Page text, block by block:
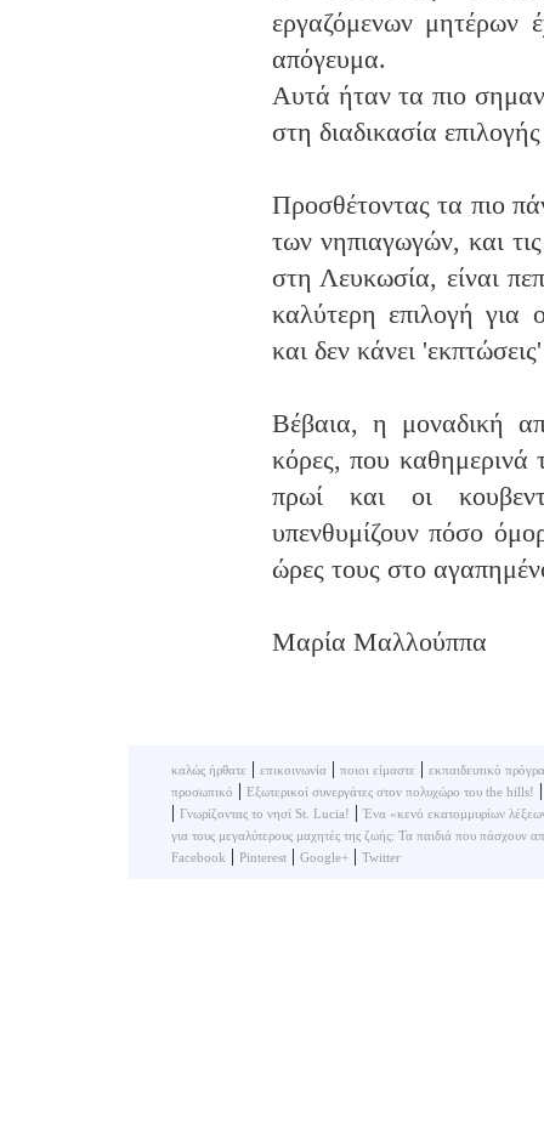
εργαζόμενων μητέρων
απόγευμα.
Αυτά ήταν τα πιο
στη διαδικασία
Προσθέτοντας τα πιο
των νηπιαγωγών, και
στη Λευκωσία, είναι
καλύτερη επιλογή για
και δεν κάνει
Βέβαια, η μοναδική
κόρες, που καθημερινά
πρωί και οι
υπενθυμίζουν πόσο
ώρες τους στο
Μαρία Μαλλούππα
καλώς ήρθατε | επικοινωνία | ποιοι είμαστε | εκπαιδευτικό
προσωπικό | Εξωτερικοί συνεργάτες στον πολυχώρο του the hills!
| Γνωρίζοντας το νησί St. Lucia! |Ένα «κενό εκατομμυρίων
για τους μεγαλύτερους μαχητές της ζωής: Τα παιδιά που πάσχουν
Facebook | Pinterest | Google+ | Twitter